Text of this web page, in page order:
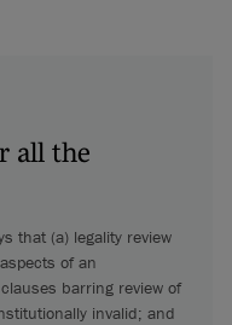
all the
that (a) legality review
of an
barring review of
invalid; and